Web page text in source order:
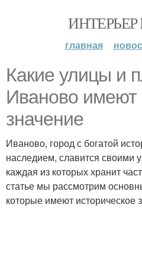
ИНТЕРЬЕР
главная
Какие улицы и
Иваново имеют
значение
Иваново, город с богатой
наследием, славится своими
каждая из которых хранит
статье мы рассмотрим
которые имеют историческое